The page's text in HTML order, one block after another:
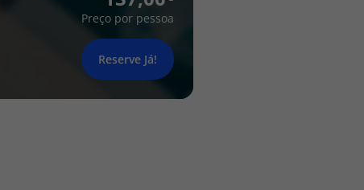
Preço por pessoa
Reserve Já!